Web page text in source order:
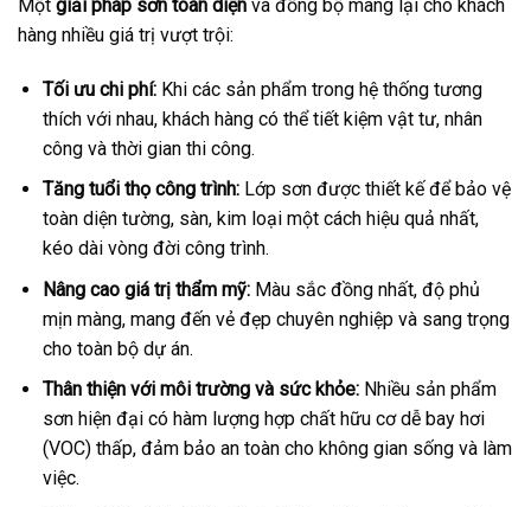
Một giải pháp sơn toàn diện và đồng bộ mang lại cho khách
hàng nhiều giá trị vượt trội:
Tối ưu chi phí:Khi các sản phẩm trong hệ thống tương
thích với nhau, khách hàng có thể tiết kiệm vật tư, nhân
công và thời gian thi công.
Tăng tuổi thọ công trình:Lớp sơn được thiết kế để bảo vệ
toàn diện tường, sàn, kim loại một cách hiệu quả nhất,
kéo dài vòng đời công trình.
Nâng cao giá trị thẩm mỹ:Màu sắc đồng nhất, độ phủ
mịn màng, mang đến vẻ đẹp chuyên nghiệp và sang trọng
cho toàn bộ dự án.
Thân thiện với môi trường và sức khỏe:Nhiều sản phẩm
sơn hiện đại có hàm lượng hợp chất hữu cơ dễ bay hơi
(VOC) thấp, đảm bảo an toàn cho không gian sống và làm
việc.